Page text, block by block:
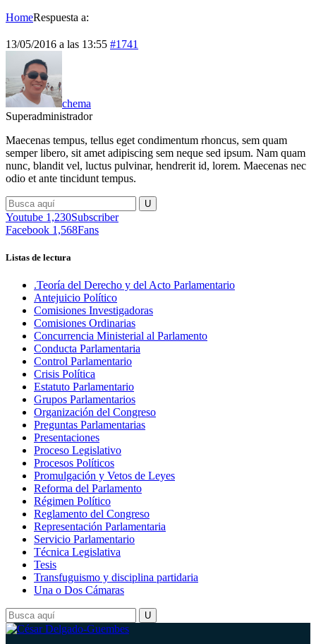
HomeRespuesta a:
13/05/2016 a las 13:55 #1741
chema
Superadministrador
Maecenas tempus, tellus eget condimentum rhoncus, sem quam
semper libero, sit amet adipiscing sem neque sed ipsum. Nam quam
nunc, blandit vel, luctus pulvinar, hendrerit id, lorem. Maecenas nec
odio et ante tincidunt tempus.
Youtube 1,230Subscriber
Facebook 1,568Fans
Listas de lectura
.Teoría del Derecho y del Acto Parlamentario
Antejuicio Político
Comisiones Investigadoras
Comisiones Ordinarias
Concurrencia Ministerial al Parlamento
Conducta Parlamentaria
Control Parlamentario
Crisis Política
Estatuto Parlamentario
Grupos Parlamentarios
Organización del Congreso
Preguntas Parlamentarias
Presentaciones
Proceso Legislativo
Procesos Políticos
Promulgación y Vetos de Leyes
Reforma del Parlamento
Régimen Político
Reglamento del Congreso
Representación Parlamentaria
Servicio Parlamentario
Técnica Legislativa
Tesis
Transfuguismo y disciplina partidaria
Una o Dos Cámaras